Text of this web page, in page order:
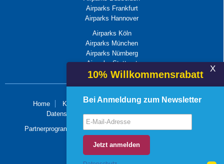
X
10% Willkommensrabatt
Bei Anmeldung zum Newsletter
Airparks Frankfurt
Airparks Hannover
Airparks Köln
Airparks München
Airparks Nürnberg
Airparks Stuttgart
Home Kundenservice Presse FAQ
Jobs
Datenschutz
Widerrufsbelehrung
AGB
Partnerprogramm
Impressum Sitemap Newsletter
© Airparks.de 2026